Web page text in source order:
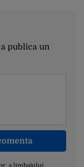
publica un
a limbajului